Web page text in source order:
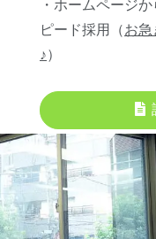
・ホームページ
ピード採用（お急
♪）